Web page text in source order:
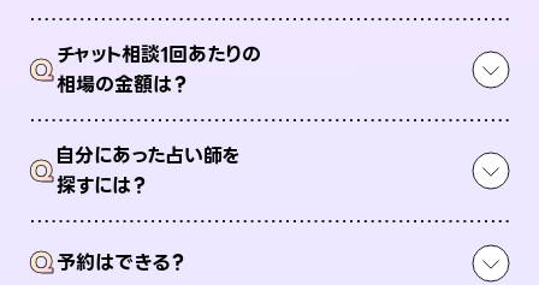
Qチャット相談1回あたりの
相場の金額は？
Q自分にあった占い師を
探すには？
Q予約はできる？